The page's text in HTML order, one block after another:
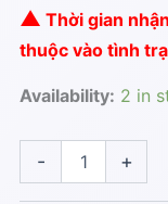
▲ Thời gian
thuộc vào tình
Availability: 2 in
- +